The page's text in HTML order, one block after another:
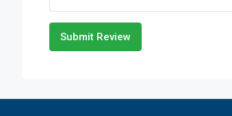
Submit Review